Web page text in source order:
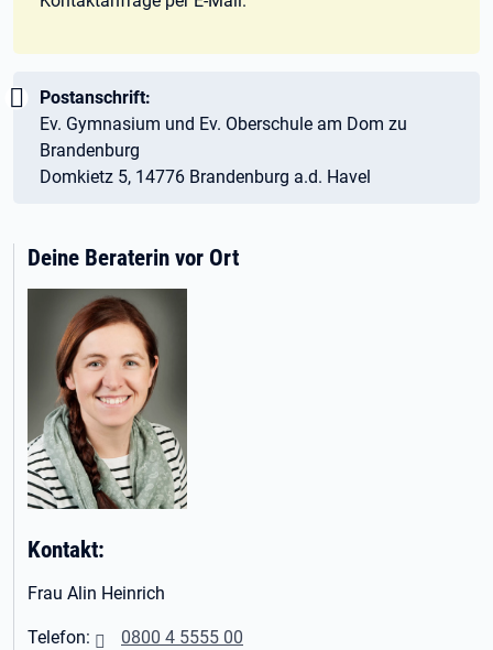
Wichtig:
Postanschrift:
Ev. Gymnasium und Ev. Oberschule am Dom zu
Brandenburg
Domkietz 5, 14776 Brandenburg a.d. Havel
Deine Beraterin vor Ort
Kontakt:
Frau Alin Heinrich
Telefon: 0800 4 5555 00